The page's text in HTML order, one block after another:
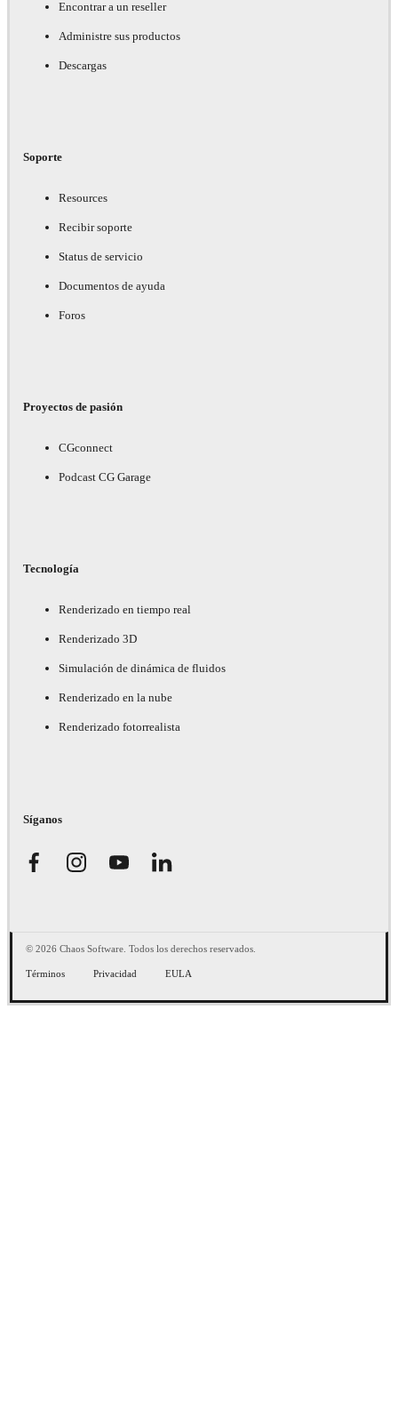
Encontrar a un reseller
Administre sus productos
Descargas
Soporte
Resources
Recibir soporte
Status de servicio
Documentos de ayuda
Foros
Proyectos de pasión
CGconnect
Podcast CG Garage
Tecnología
Renderizado en tiempo real
Renderizado 3D
Simulación de dinámica de fluidos
Renderizado en la nube
Renderizado fotorrealista
Síganos
© 2026 Chaos Software. Todos los derechos reservados.
Términos Privacidad EULA